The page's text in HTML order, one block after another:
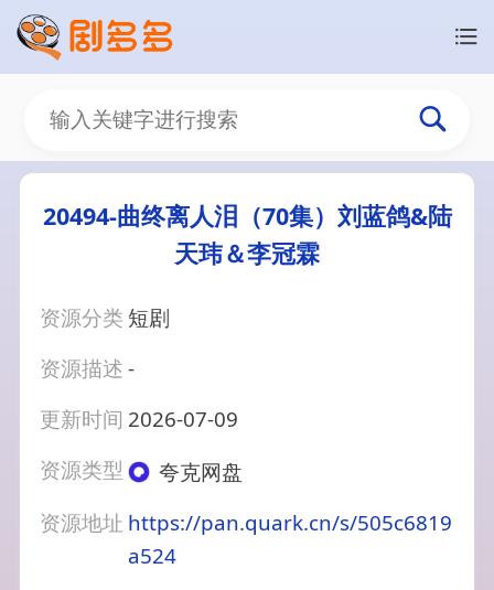
20494-曲终离人泪（70集）刘蓝鸽&陆
天玮＆李冠霖
资源分类 短剧
资源描述-
更新时间 2026-07-09
资源类型
夸克网盘
资源地址 https://pan.quark.cn/s/505c6819
a524